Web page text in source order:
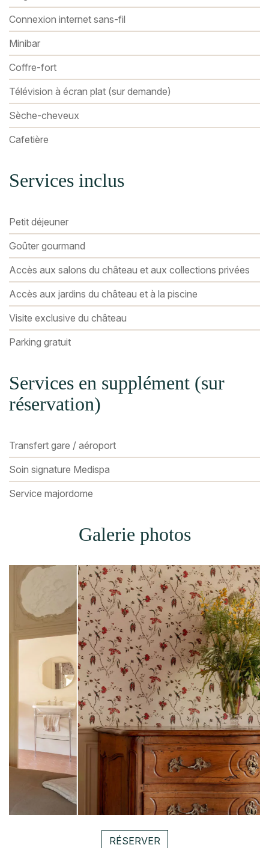
Connexion internet sans-fil
Minibar
Coffre-fort
Télévision à écran plat (sur demande)
Sèche-cheveux
Cafetière
Services inclus
Petit déjeuner
Goûter gourmand
Accès aux salons du château et aux collections privées
Accès aux jardins du château et à la piscine
Visite exclusive du château
Parking gratuit
Services en supplément (sur
réservation)
Transfert gare / aéroport
Soin signature Medispa
Service majordome
Galerie photos
RÉSERVER